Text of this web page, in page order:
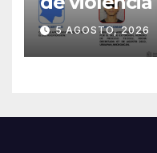
pilar de la
SSP
5 AGOSTO, 2026